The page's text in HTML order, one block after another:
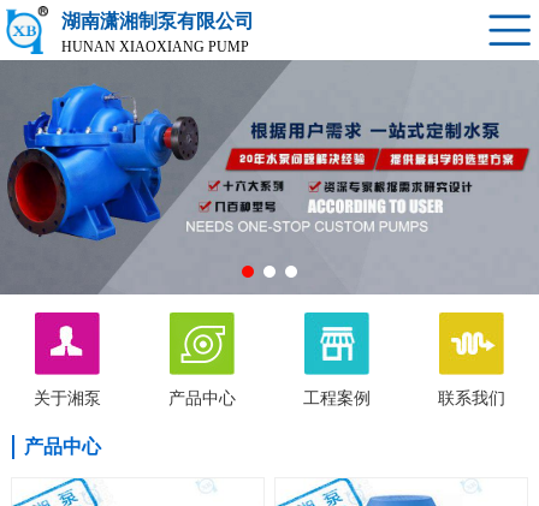
湖南潇湘制泵有限公司
HUNAN XIAOXIANG PUMP
关于湘泵 产品中心 工程案例 联系我们
产品中心